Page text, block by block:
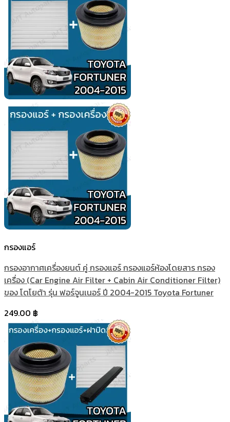
กรองแอร์
กรองอากาศเครื่องยนต์ คู่ กรองแอร์ กรองแอร์ห้องโดยสาร กรอง
เครื่อง (Car Engine Air Filter + Cabin Air Conditioner Filter)
ของ โตโยต้า รุ่น ฟอร์จูนเนอร์ ปี 2004-2015 Toyota Fortuner
249.00 ฿